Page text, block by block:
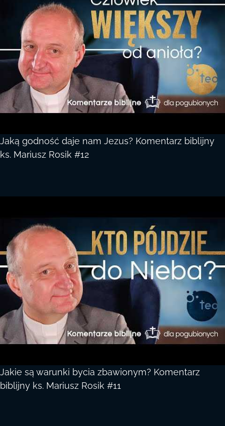
Jaką godność daje nam Jezus? Komentarz biblijny
ks. Mariusz Rosik #12
Jakie są warunki bycia zbawionym? Komentarz
biblijny ks. Mariusz Rosik #11